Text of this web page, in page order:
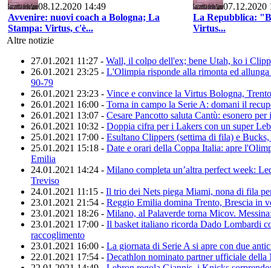
08.12.2020 14:49
Avvenire: nuovi coach a Bologna; La
Stampa: Virtus, c'è...
07.12.2020
La Repubblica:
Virtus...
Altre notizie
27.01.2021 11:27 - Wall, il colpo dell'ex; bene Utah, ko i
26.01.2021 23:25 - L'Olimpia risponde alla rimonta ed
90-79
26.01.2021 23:23 - Vince e convince la Virtus Bologna,
26.01.2021 16:00 - Torna in campo la Serie A: domani il
26.01.2021 13:07 - Cesare Pancotto saluta Cantù: esonero per
26.01.2021 10:32 - Doppia cifra per i Lakers con un super
25.01.2021 17:00 - Esultano Clippers (settima di fila) e
25.01.2021 15:18 - Date e orari della Coppa Italia: apre
Emilia
24.01.2021 14:24 - Milano completa un’altra perfect week:
Treviso
24.01.2021 11:15 - Il trio dei Nets piega Miami, nona di fila
23.01.2021 21:54 - Reggio Emilia domina Trento, Brescia in
23.01.2021 18:26 - Milano, al Palaverde torna Micov.
23.01.2021 17:00 - Il basket italiano ricorda Dado Lombardi
raccoglimento
23.01.2021 16:00 - La giornata di Serie A si apre con due
22.01.2021 17:54 - Decathlon nominato partner ufficiale